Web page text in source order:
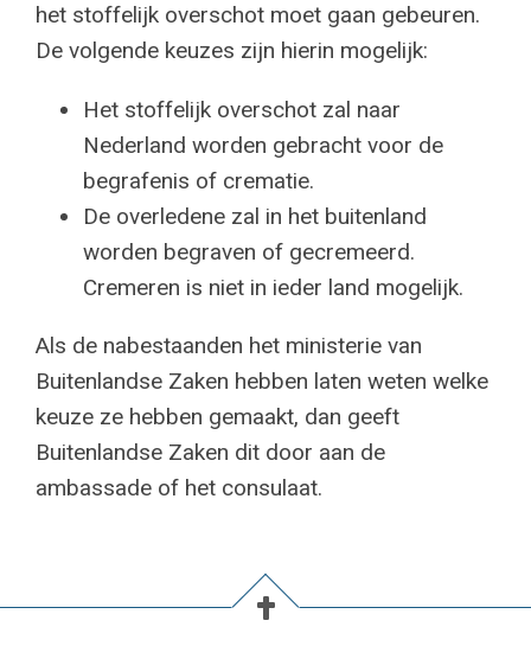
het stoffelijk overschot moet gaan gebeuren.
De volgende keuzes zijn hierin mogelijk:
Het stoffelijk overschot zal naar
Nederland worden gebracht voor de
begrafenis of crematie.
De overledene zal in het buitenland
worden begraven of gecremeerd.
Cremeren is niet in ieder land mogelijk.
Als de nabestaanden het ministerie van
Buitenlandse Zaken hebben laten weten welke
keuze ze hebben gemaakt, dan geeft
Buitenlandse Zaken dit door aan de
ambassade of het consulaat.